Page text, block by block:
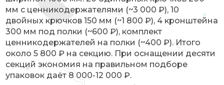
мм с ценникодержателями (~3 000 ₽), 10
двойных крючков 150 мм (~1 800 ₽), 4 кронштейна
300 мм под полки (~600 ₽), комплект
ценникодержателей на полки (~400 ₽). Итого
около 5 800 ₽ на секцию. При оснащении десяти
секций экономия на правильном подборе
упаковок даёт 8 000-12 000 ₽.